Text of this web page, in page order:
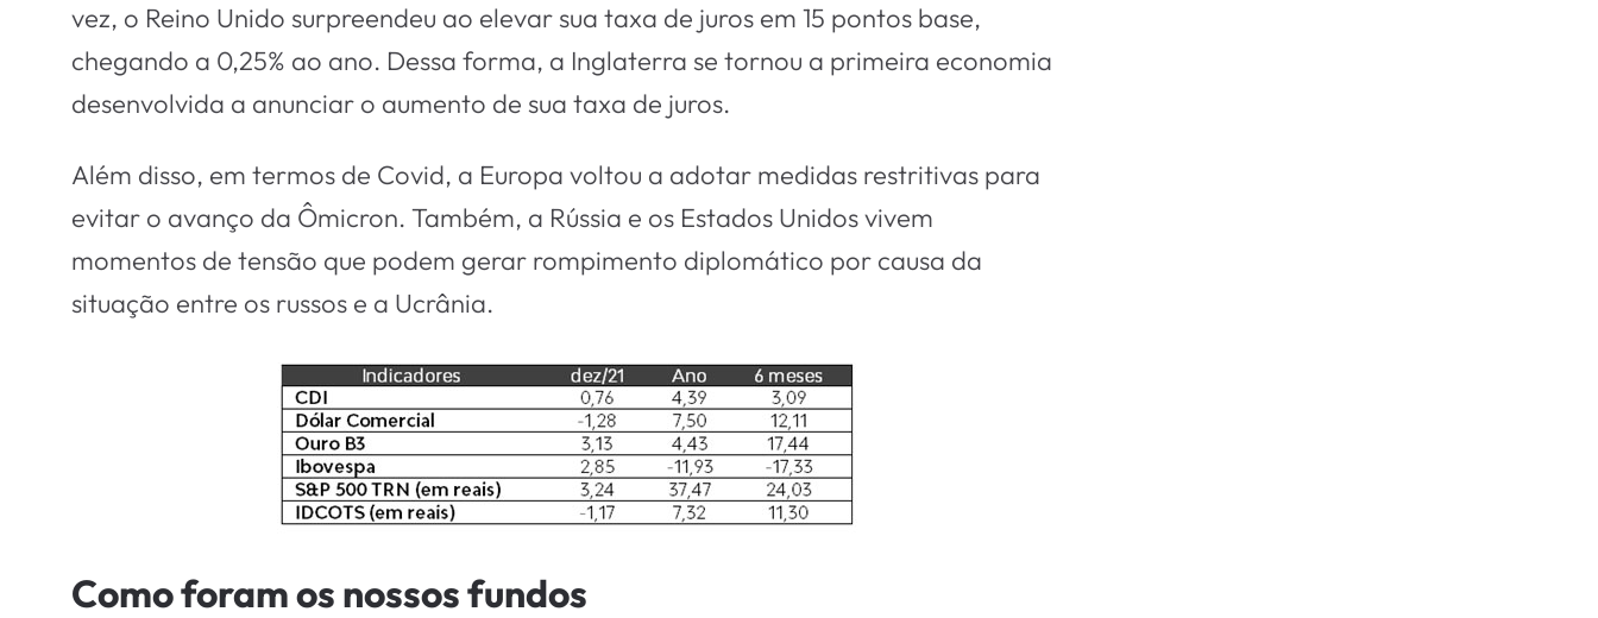
vez, o Reino Unido surpreendeu ao elevar sua taxa de juros em 15 pontos base,
chegando a 0,25% ao ano. Dessa forma, a Inglaterra se tornou a primeira economia
desenvolvida a anunciar o aumento de sua taxa de juros.
Além disso, em termos de Covid, a Europa voltou a adotar medidas restritivas para
evitar o avanço da Ômicron. Também, a Rússia e os Estados Unidos vivem
momentos de tensão que podem gerar rompimento diplomático por causa da
situação entre os russos e a Ucrânia.
Como foram os nossos fundos